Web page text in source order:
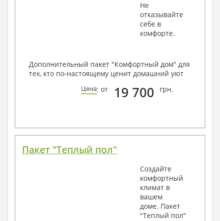
Не
отказывайте
себе в
комфорте.
Дополнительный пакет "Комфортный дом" для
тех, кто по-настоящему ценит домашний уют
Цена: от 19 700 грн.
Пакет "Теплый пол"
Создайте
комфортный
климат в
вашем
доме. Пакет
"Теплый пол"